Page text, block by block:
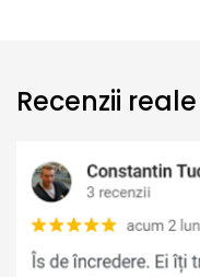
Recenzii reale